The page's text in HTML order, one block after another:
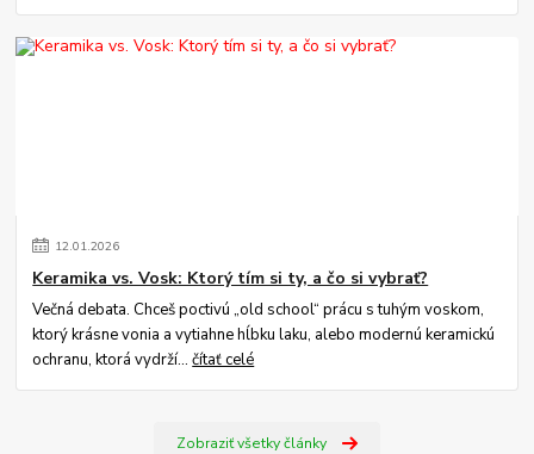
12.01.2026
Keramika vs. Vosk: Ktorý tím si ty, a čo si vybrať?
Večná debata. Chceš poctivú „old school“ prácu s tuhým voskom,
ktorý krásne vonia a vytiahne hĺbku laku, alebo modernú keramickú
ochranu, ktorá vydrží...čítať celé
Zobraziť všetky články